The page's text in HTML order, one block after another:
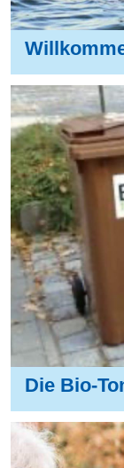
Die Bio-